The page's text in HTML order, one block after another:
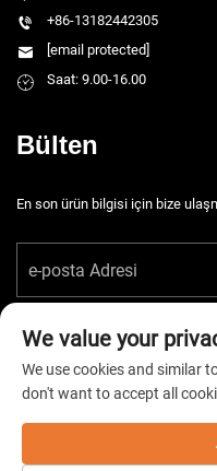
+86-13182442305
[email protected]
Saat: 9.00-16.00
Bülten
En son ürün bilgisi için bize
Telif hakkı © 2026 China
hakları
We value your
We use cookies and similar
don't want to accept all